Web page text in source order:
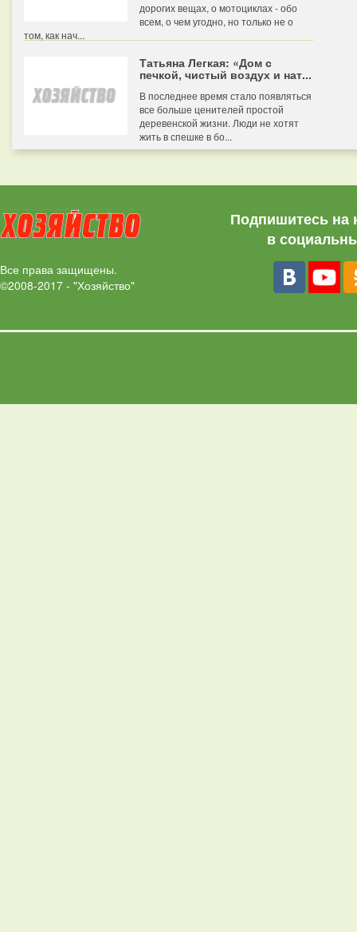
дорогих вещах, о мотоциклах - обо
всем, о чем угодно, но только не о
том, как нач...
Татьяна Легкая: «Дом с
печкой, чистый воздух и нат...
В последнее время стало появляться
все больше ценителей простой
деревенской жизни. Люди не хотят
жить в спешке в бо...
Все права защищены.
©2008-2017 - "Хозяйство"
Подпишитесь на
в